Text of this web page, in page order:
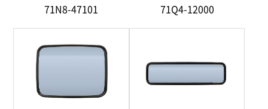
71N8-47101 71Q4-12000